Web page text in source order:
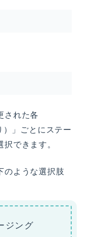
された各
）」ごとにステー
できます。
のような選択肢
ジング